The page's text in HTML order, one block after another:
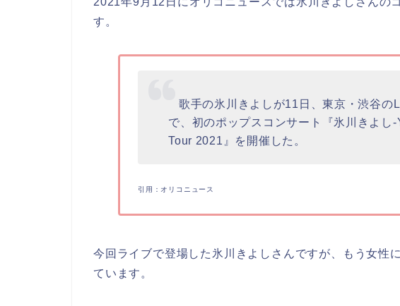
す。
歌手の氷川きよしが11日、東京・渋谷
で、初のポップスコンサート『氷川きよ
Tour 2021』を開催した。
引用：オリコニュース
今回ライブで登場した氷川きよしさんですが、もう女性
ています。